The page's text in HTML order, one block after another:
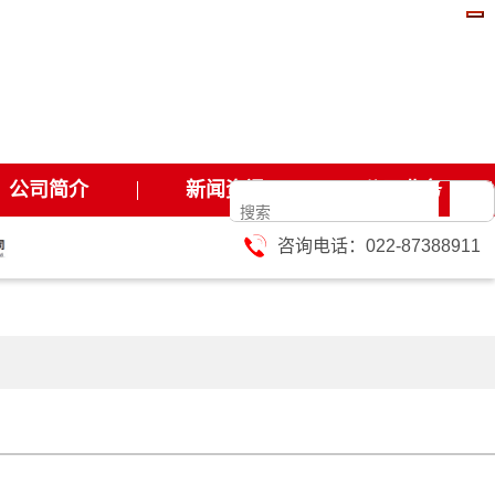
咨询电话： 022-87388911
公司简介 新闻资讯 公司业务